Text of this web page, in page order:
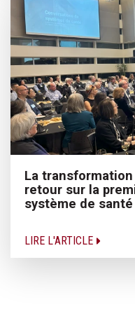
La
retour sur la
système de
LIRE L'ARTICLE